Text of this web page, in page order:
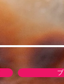
＊当店理由に
する商品を入
・商品発送
お米・柿・餅
たします。
（商品発送予